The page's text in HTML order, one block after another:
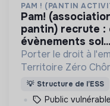
PAM ! (PANTIN
pam! (association pour un droit à l’emploi à
pantin) recrute :
évènements sol...
Porter le droit à
Territoire Zéro
(Quartier des 4
dignes, durables et
💡 Structure de l’ESS
Public vulnérable